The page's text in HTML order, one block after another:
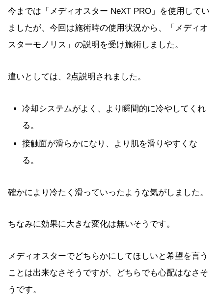
今までは「メディオスター NeXT PRO」を使用してい
ましたが、今回は施術時の使用状況から、「メディオ
スターモノリス」の説明を受け施術しました。
違いとしては、2点説明されました。
冷却システムがよく、より瞬間的に冷やしてくれ
る。
接触面が滑らかになり、より肌を滑りやすくな
る。
確かにより冷たく滑っていったような気がしました。
ちなみに効果に大きな変化は無いそうです。
メディオスターでどちらかにしてほしいと希望を言う
ことは出来なさそうですが、どちらでも心配はなさそ
うです。